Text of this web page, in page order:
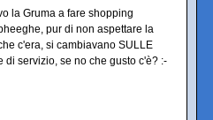
la Gruma a fare shopping
pur di non aspettare la
c'era, si cambiavano SULLE
di servizio, se no che gusto c'è? :-